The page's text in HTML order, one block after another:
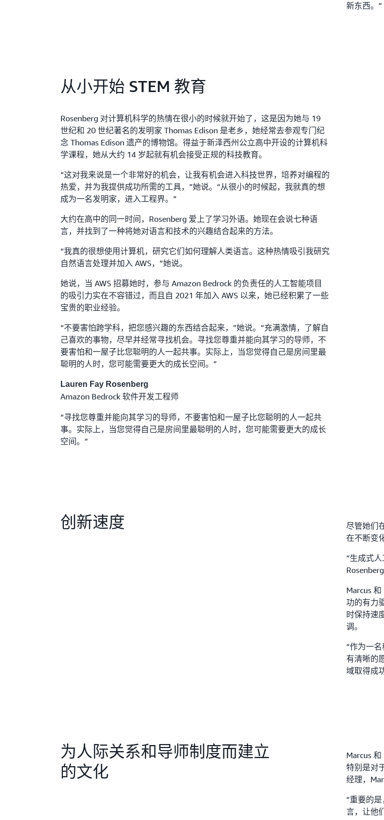
新东西。”
从小开始 STEM 教育
Rosenberg 对计算机科学的热情在很小的时候就开始了，这是因为她与 19
世纪和 20 世纪著名的发明家 Thomas Edison 是老乡，她经常去参观专门纪
念 Thomas Edison 遗产的博物馆。得益于新泽西州公立高中开设的计算机科
学课程，她从大约 14 岁起就有机会接受正规的科技教育。
“这对我来说是一个非常好的机会，让我有机会进入科技世界，培养对编程的
热爱，并为我提供成功所需的工具，”她说。“从很小的时候起，我就真的想
成为一名发明家，进入工程界。”
大约在高中的同一时间，Rosenberg 爱上了学习外语。她现在会说七种语
言，并找到了一种将她对语言和技术的兴趣结合起来的方法。
“我真的很想使用计算机，研究它们如何理解人类语言。这种热情吸引我研究
自然语言处理并加入 AWS，”她说。
她说，当 AWS 招募她时，参与 Amazon Bedrock 的负责任的人工智能项目
的吸引力实在不容错过，而且自 2021 年加入 AWS 以来，她已经积累了一些
宝贵的职业经验。
“不要害怕跨学科，把您感兴趣的东西结合起来，”她说。“充满激情，了解自
己喜欢的事物，尽早并经常寻找机会。寻找您尊重并能向其学习的导师，不
要害怕和一屋子比您聪明的人一起共事。实际上，当您觉得自己是房间里最
聪明的人时，您可能需要更大的成长空间。”
Lauren Fay Rosenberg
Amazon Bedrock 软件开发工程师
“寻找您尊重并能向其学习的导师，不要害怕和一屋子比您聪明的人一起共
事。实际上，当您觉得自己是房间里最聪明的人时，您可能需要更大的成长
空间。”
创新速度
尽管她们
在不断变
“生成式
Marcus
功的有力
时保持速
调。
“作为一
有清晰的
域取得成
为人际关系和导师制度而建立
的文化
Marcus
特别是对
经理，
“重要的
言，让他